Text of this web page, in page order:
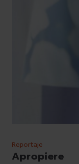
Reportaje
Apropiere